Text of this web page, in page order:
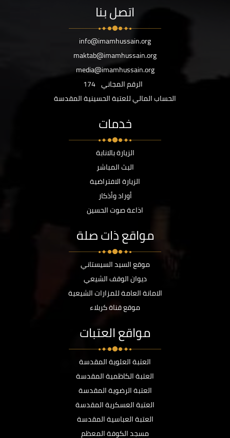
اتصل بنا
info@imamhussain.org
maktab@imamhussain.org
media@imamhussain.org
الرقم المجاني 174
الحساب المالي للعتبة الحسينية المقدسة
خدمات
الزيارة بالانابة
البث المباشر
الزيارة الافتراضية
أوراد وأذكار
اذاعة صوت الحسين
مواقع ذات صلة
موقع السيد السيستاني
ديوان الوقف الشيعي
الامانة العامة للمزارات الشيعية
موقع قناة كربلاء
مواقع العتبات
العتبة العلوية المقدسة
العتبة الكاظمية المقدسة
العتبة الرضوية المقدسة
العتبة العسكرية المقدسة
العتبة العباسية المقدسة
مسجد الكوفة المعظم